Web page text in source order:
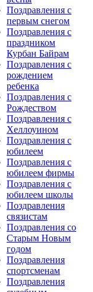
Поздравления с
первым снегом
Поздравления с
праздником
Курбан Байрам
Поздравления с
рождением
ребенка
Поздравления с
Рождеством
Поздравления с
Хеллоуином
Поздравления с
юбилеем
Поздравления с
юбилеем фирмы
Поздравления с
юбилеем школы
Поздравления
связистам
Поздравления со
Старым Новым
годом
Поздравления
спортсменам
Поздравления